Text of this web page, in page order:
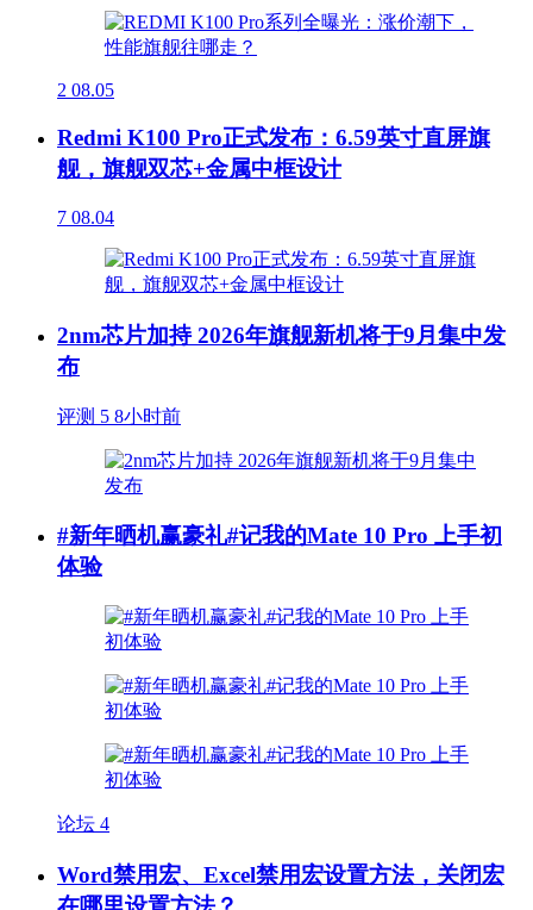
2 08.05
Redmi K100 Pro正式发布：6.59英寸直屏旗
舰，旗舰双芯+金属中框设计
7 08.04
2nm芯片加持 2026年旗舰新机将于9月集中发
布
评测 5 8小时前
#新年晒机赢豪礼#记我的Mate 10 Pro 上手初
体验
论坛 4
Word禁用宏、Excel禁用宏设置方法，关闭宏